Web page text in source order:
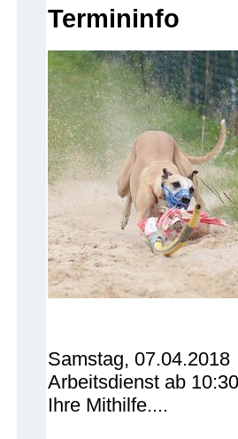
Termininfo
Samstag, 07.04.2018
Arbeitsdienst ab
Ihre Mithilfe....